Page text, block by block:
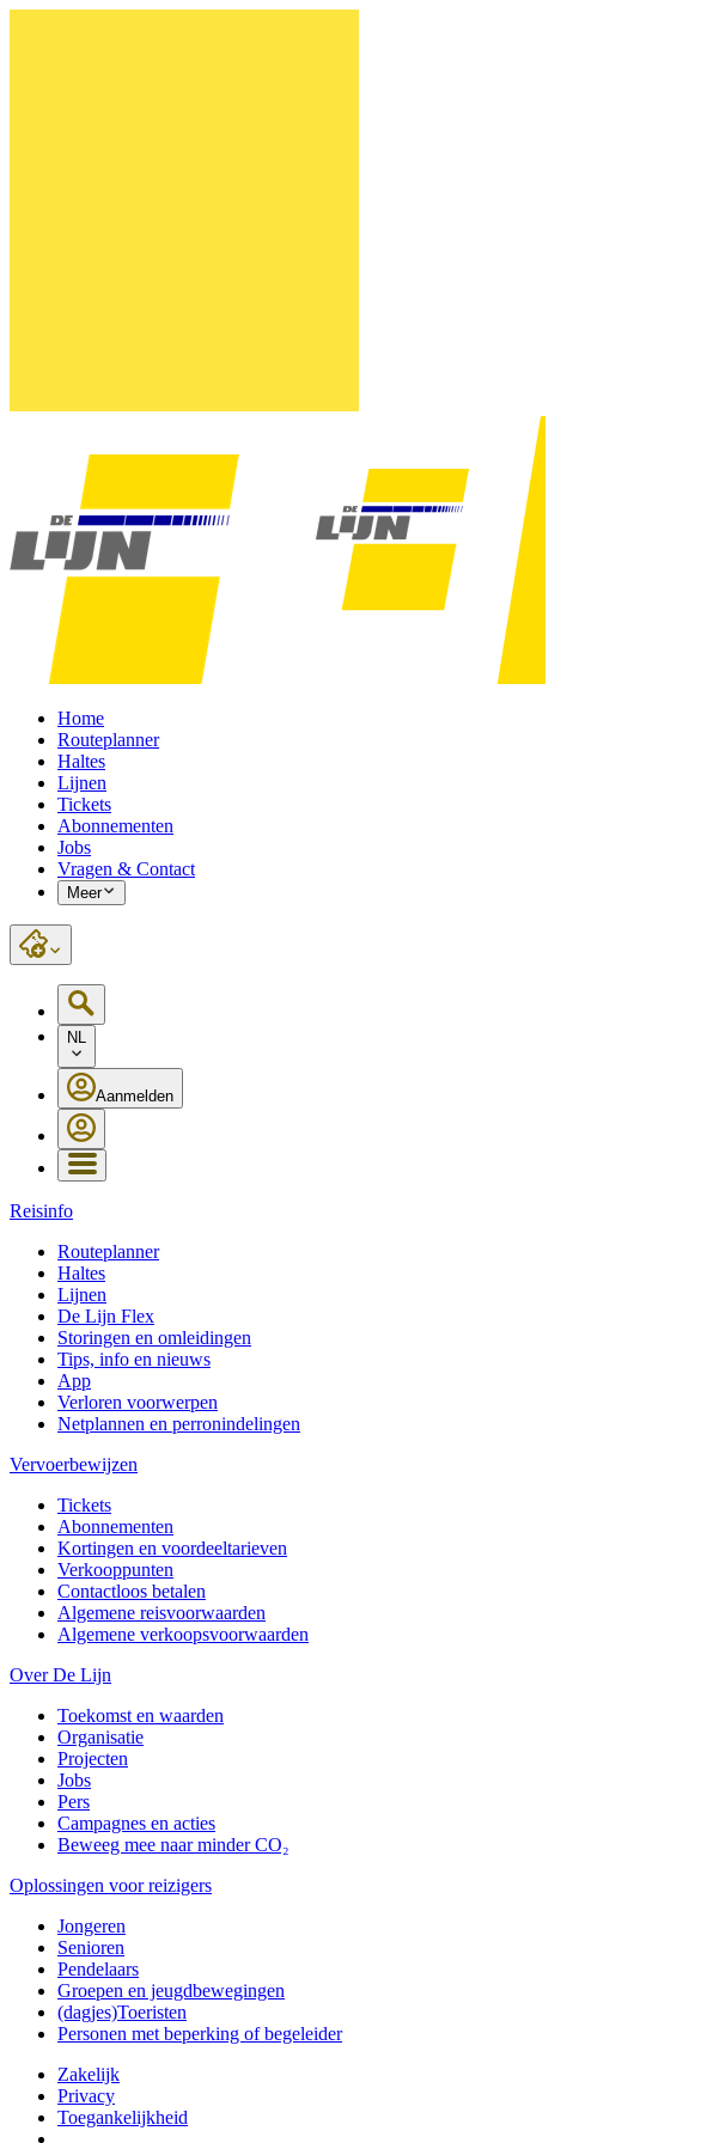
Home
Routeplanner
Haltes
Lijnen
Tickets
Abonnementen
Jobs
Vragen & Contact
Meer
NL
Aanmelden
Reisinfo
Routeplanner
Haltes
Lijnen
De Lijn Flex
Storingen en omleidingen
Tips, info en nieuws
App
Verloren voorwerpen
Netplannen en perronindelingen
Vervoerbewijzen
Tickets
Abonnementen
Kortingen en voordeeltarieven
Verkooppunten
Contactloos betalen
Algemene reisvoorwaarden
Algemene verkoopsvoorwaarden
Over De Lijn
Toekomst en waarden
Organisatie
Projecten
Jobs
Pers
Campagnes en acties
Beweeg mee naar minder CO₂
Oplossingen voor reizigers
Jongeren
Senioren
Pendelaars
Groepen en jeugdbewegingen
(dagjes)Toeristen
Personen met beperking of begeleider
Zakelijk
Privacy
Toegankelijkheid